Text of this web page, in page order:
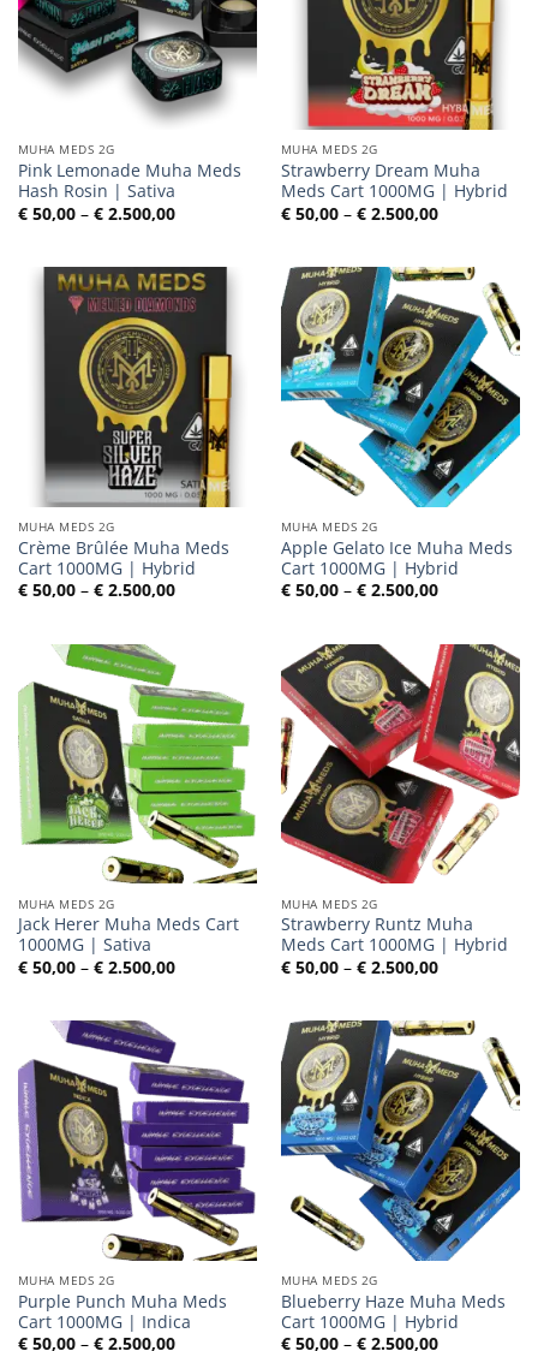
MUHA MEDS 2G
Pink Lemonade Muha Meds
Hash Rosin | Sativa
€50,00 – €2.500,00Preisspanne:
€ 50,00
MUHA MEDS 2G
Strawberry Dream Muha
Meds Cart 1000MG | Hybrid
€50,00 – €2.500,00
€ 50,00
MUHA MEDS 2G
Crème Brûlée Muha Meds
Cart 1000MG | Hybrid
€50,00 – €2.500,00Preisspanne:
MUHA MEDS 2G
Apple Gelato Ice Muha Meds
Cart 1000MG | Hybrid
€50,00 – €2.500,00
MUHA MEDS 2G
Jack Herer Muha Meds Cart
1000MG | Sativa
€50,00 – €2.500,00Preisspanne:
€ 50,00
MUHA MEDS 2G
Strawberry Runtz Muha
Meds Cart 1000MG | Hybrid
€50,00 – €2.500,00
€ 50,00
MUHA MEDS 2G
Purple Punch Muha Meds
Cart 1000MG | Indica
€50,00 – €2.500,00Preisspanne:
MUHA MEDS 2G
Blueberry Haze Muha Meds
Cart 1000MG | Hybrid
€50,00 – €2.500,00